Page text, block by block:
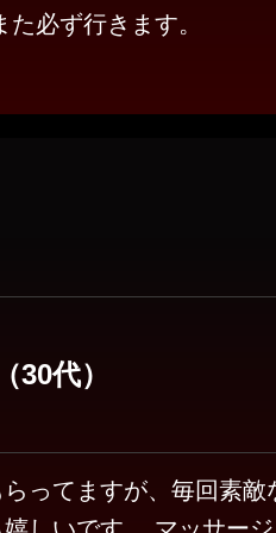
必ず行きます。
30代）
ってますが、毎回素敵